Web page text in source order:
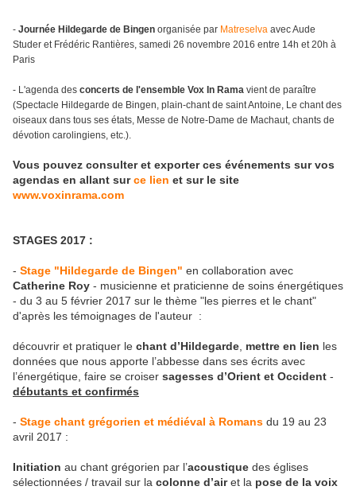
- Journée Hildegarde de Bingen organisée par Matreselva avec Aude
Studer et Frédéric Rantières, samedi 26 novembre 2016 entre 14h et 20h à
Paris
- L'agenda des concerts de l'ensemble Vox In Rama vient de paraître
(Spectacle Hildegarde de Bingen, plain-chant de saint Antoine, Le chant des
oiseaux dans tous ses états, Messe de Notre-Dame de Machaut, chants de
dévotion carolingiens, etc.).
Vous pouvez consulter et exporter ces événements sur vos
agendas en allant surce lien et sur le site
www.voxinrama.com
STAGES 2017 :
- Stage "Hildegarde de Bingen" en collaboration avec
Catherine Roy - musicienne et praticienne de soins énergétiques
- du 3 au 5 février 2017 sur le thème "les pierres et le chant"
d'après les témoignages de l'auteur :
découvrir et pratiquer le chant d’Hildegarde mettre en lien les
données que nous apporte l’abbesse dans ses écrits avec
l’énergétique, faire se croiser sagesses d’Orient et Occident -
débutants et confirmés
- Stage chant grégorien et médiéval à Romans du 19 au 23
avril 2017 :
Initiation au chant grégorien par l’acoustique des églises
sélectionnées / travail sur la colonne d’airet la pose de la voix